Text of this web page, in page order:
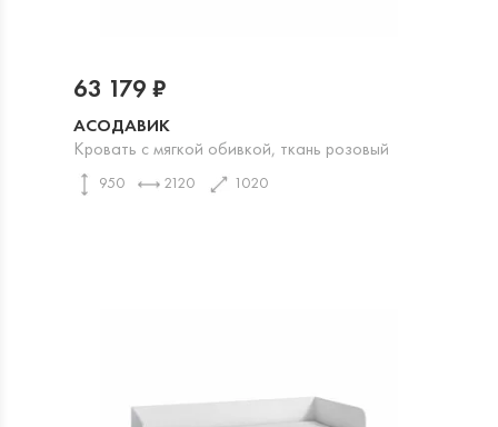
АСОДАВИК
Кровать с мягкой обивкой, ткань розовый
950 2120 1020
63 179 ₽